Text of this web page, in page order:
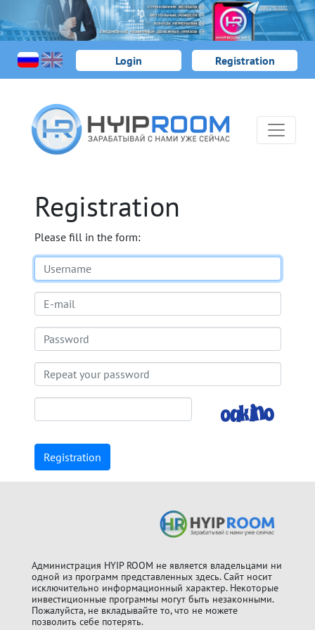
Login Registration
Registration
Please fill in the form:
Registration
Администрация HYIP ROOM не является владельцами ни
одной из программ представленных здесь. Cайт носит
исключительно информационный характер. Некоторые
инвестиционные программы могут быть незаконными.
Пожалуйста, не вкладывайте то, что не можете
позволить себе потерять.